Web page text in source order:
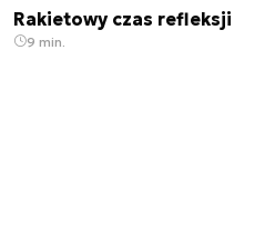
Rakietowy czas refleksji
9 min.